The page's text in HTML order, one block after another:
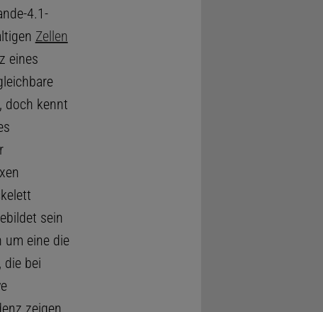
4.1-
Zellen
eines
doch kennt
sein
um eine die
, die bei
zeigen.